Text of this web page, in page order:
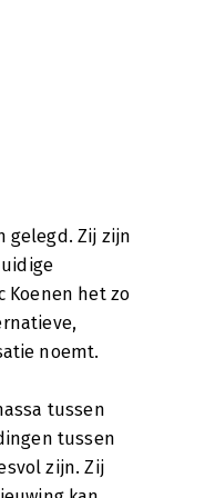
en filosofisch
gelegd. Zij zijn
Koenen het zo
noemt.
tussen
tussen
zijn. Zij